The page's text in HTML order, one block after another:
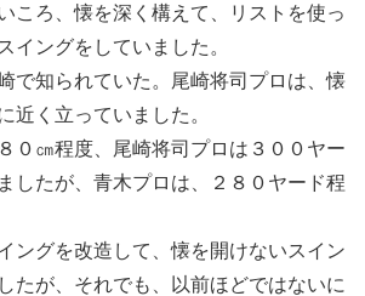
ころ、懐を深く構えて、リストを使っ
イングをしていました。
で知られていた。尾崎将司プロは、懐
近く立っていました。
０㎝程度、尾崎将司プロは３００ヤー
したが、青木プロは、２８０ヤード程
ングを改造して、懐を開けないスイン
たが、それでも、以前ほどではないに